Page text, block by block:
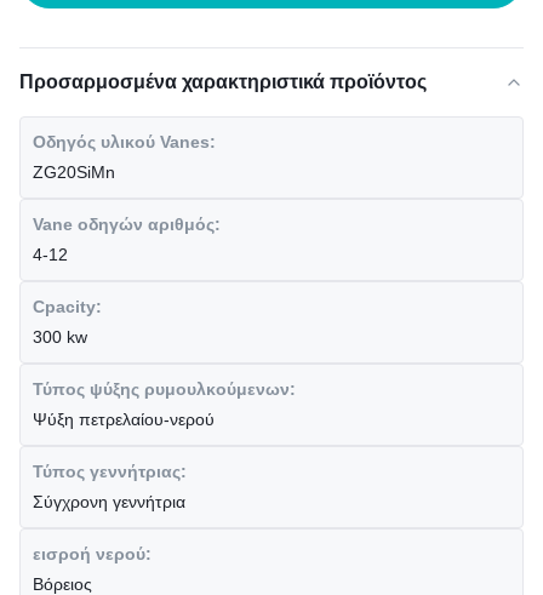
Προσαρμοσμένα χαρακτηριστικά προϊόντος
Οδηγός υλικού Vanes:
ZG20SiMn
Vane οδηγών αριθμός:
4-12
Cpacity:
300 kw
Τύπος ψύξης ρυμουλκούμενων:
Ψύξη πετρελαίου-νερού
Τύπος γεννήτριας:
Σύγχρονη γεννήτρια
εισροή νερού:
Βόρειος